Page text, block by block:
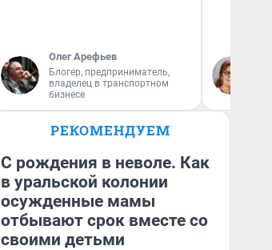
Олег Арефьев
Блогер, предприниматель,
владелец в транспортном
бизнесе
РЕКОМЕНДУЕМ
С рождения в неволе. Как
в уральской колонии
осужденные мамы
отбывают срок вместе со
своими детьми